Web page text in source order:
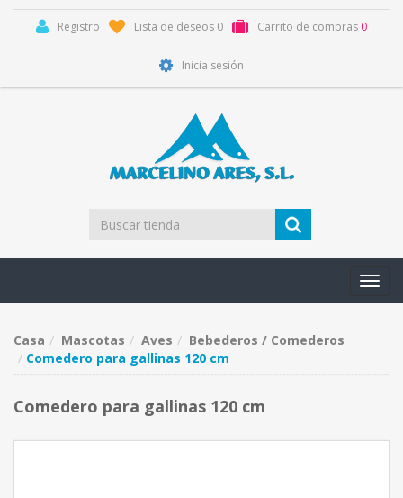
Registro Lista de deseos 0 Carrito de compras 0
Inicia sesión
Casa Mascotas Aves
Bebederos / Comederos
Comedero para gallinas 120 cm
Comedero para gallinas 120 cm